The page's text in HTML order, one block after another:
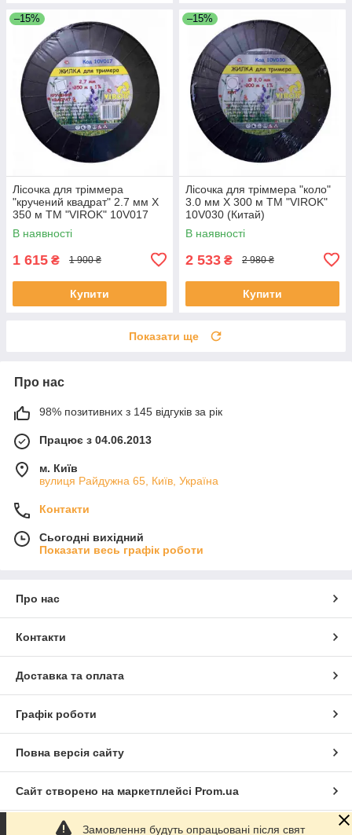
–15%
Лісочка для тріммера
"кручений квадрат" 2.7 мм X
350 м ТМ "VIROK" 10V017
(Китай)
В наявності
1 615 ₴ 1 900 ₴
Купити
–15%
Лісочка для тріммера "коло"
3.0 мм X 300 м ТМ "VIROK"
10V030 (Китай)
В наявності
2 533 ₴ 2 980 ₴
Купити
Показати ще
Про нас
98% позитивних з 145 відгуків за рік
Працює з 04.06.2013
м. Київ
вулиця Райдужна 65, Київ, Україна
Контакти
Сьогодні вихідний
Показати весь графік роботи
Про нас
Контакти
Доставка та оплата
Графік роботи
Повна версія сайту
Сайт створено на маркетплейсі Prom.ua
Політика конфіденційності
Замовлення будуть опрацьовані після свят